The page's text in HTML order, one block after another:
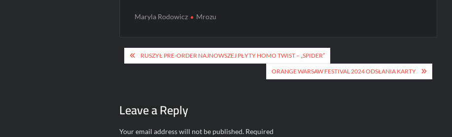
Maryla Rodowicz Mrozu
Post
navigation
RUSZYŁ PRE-ORDER NAJNOWSZEJ PŁYTY HOMO TWIST – „SPIDER”
ORANGE WARSAW FESTIVAL 2024 ODSŁANIA KARTY
Leave a Reply
Your email address will not be published. Required